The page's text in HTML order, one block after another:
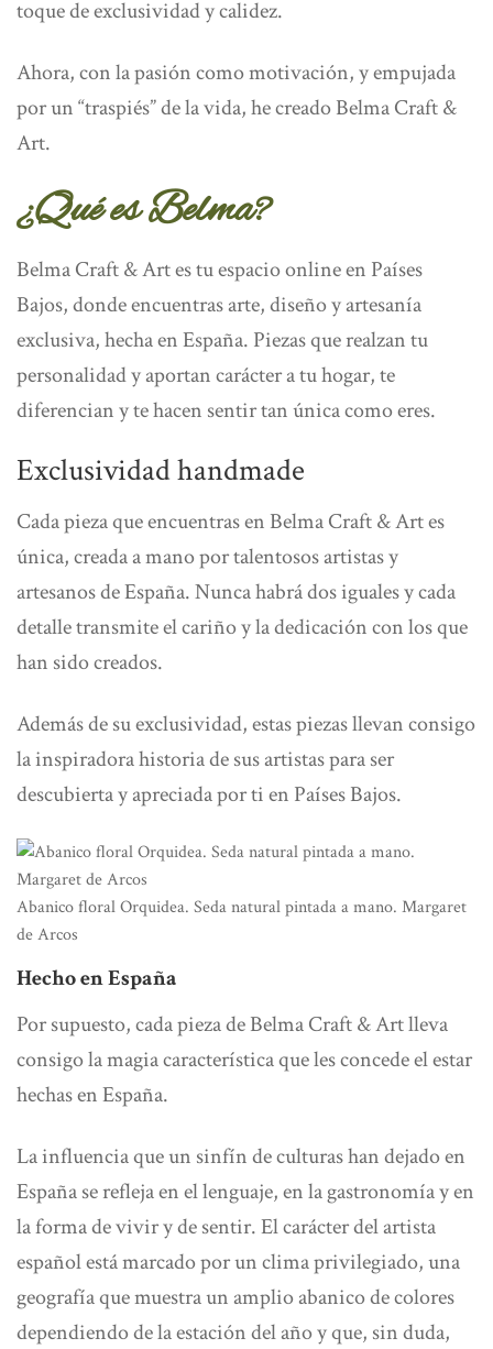
toque de exclusividad y calidez.
Ahora, con la pasión como motivación, y empujada
por un “traspiés” de la vida, he creado Belma Craft &
Art.
¿Qué es Belma?
Belma Craft & Art es tu espacio online en Países
Bajos, donde encuentras arte, diseño y artesanía
exclusiva, hecha en España. Piezas que realzan tu
personalidad y aportan carácter a tu hogar, te
diferencian y te hacen sentir tan única como eres.
Exclusividad handmade
Cada pieza que encuentras en Belma Craft & Art es
única,creada a mano por talentosos artistas y
artesanos de España. Nunca habrá dos iguales y cada
detalle transmite el cariño y la dedicación con los que
han sido creados.
Además de su exclusividad, estas piezas llevan consigo
la inspiradora historia de sus artistas para ser
descubierta y apreciada por ti en Países Bajos.
Abanico floral Orquidea. Seda natural pintada a mano. Margaret
de Arcos
Hecho en España
Por supuesto, cada pieza de Belma Craft & Art lleva
consigo la magia característica que les concede el estar
hechas en España.
La influencia que un sinfín de culturas han dejado en
España se refleja en el lenguaje, en la gastronomía y en
la forma de vivir y de sentir. El carácter delartista
españolestá marcado por un clima privilegiado, una
geografía que muestra un amplio abanico de colores
dependiendo de la estación del año y que, sin duda,